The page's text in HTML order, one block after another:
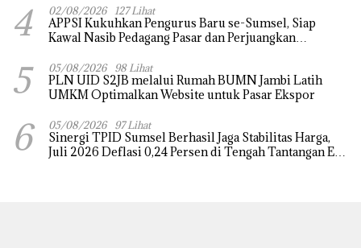
2026
4 02/08/2026 127 Lihat
APPSI Kukuhkan Pengurus Baru se-Sumsel, Siap
Kawal Nasib Pedagang Pasar dan Perjuangkan
5 05/08/2026 98 Lihat
PLN UID S2JB melalui Rumah BUMN Jambi Latih
UMKM Optimalkan Website untuk Pasar Ekspor
6 05/08/2026 97 Lihat
Sinergi TPID Sumsel Berhasil Jaga Stabilitas Harga,
Juli 2026 Deflasi 0,24 Persen di Tengah Tantangan El